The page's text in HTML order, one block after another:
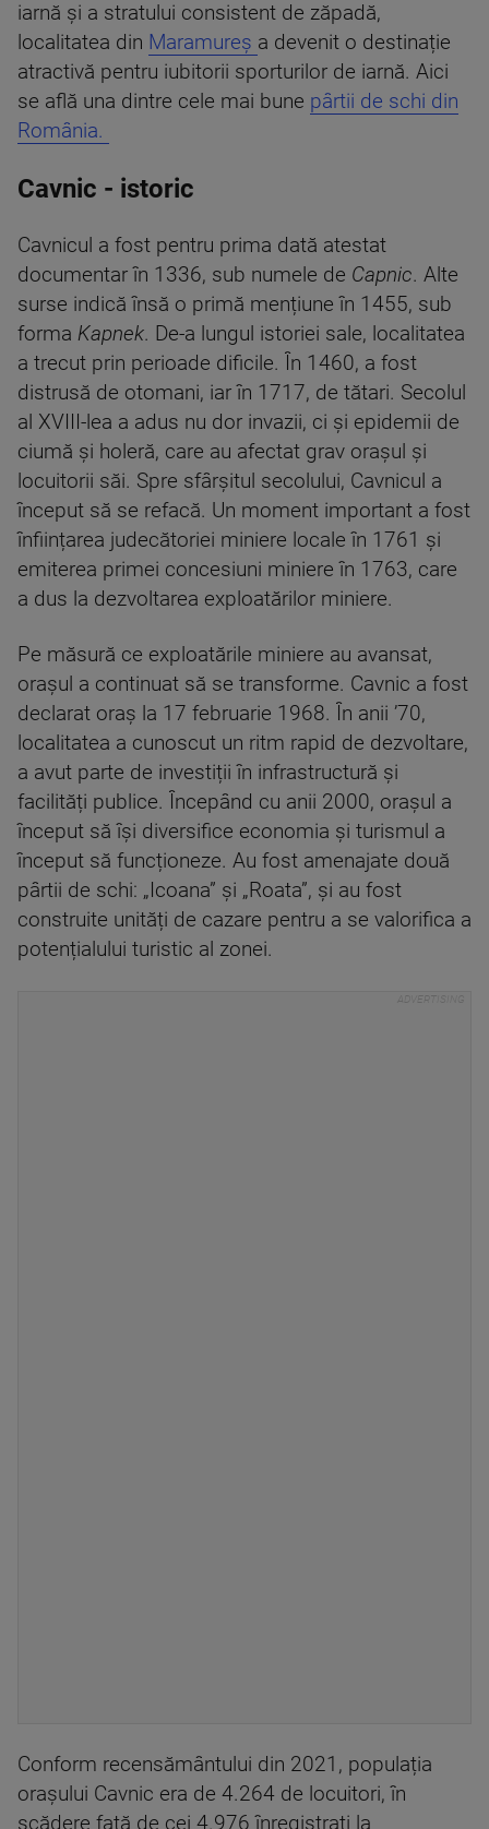
iarnă și a stratului consistent de zăpadă,
localitatea din Maramureș a devenit o destinație
atractivă pentru iubitorii sporturilor de iarnă. Aici
se află una dintre cele mai bune pârtii de schi din
România.
Cavnic - istoric
Cavnicul a fost pentru prima dată atestat
documentar în 1336, sub numele de Capnic. Alte
surse indică însă o primă mențiune în 1455, sub
forma Kapnek. De-a lungul istoriei sale, localitatea
a trecut prin perioade dificile. În 1460, a fost
distrusă de otomani, iar în 1717, de tătari. Secolul
al XVIII-lea a adus nu dor invazii, ci și epidemii de
ciumă și holeră, care au afectat grav orașul și
locuitorii săi. Spre sfârșitul secolului, Cavnicul a
început să se refacă. Un moment important a fost
înființarea judecătoriei miniere locale în 1761 și
emiterea primei concesiuni miniere în 1763, care
a dus la dezvoltarea exploatărilor miniere.
Pe măsură ce exploatările miniere au avansat,
orașul a continuat să se transforme. Cavnic a fost
declarat oraș la 17 februarie 1968. În anii ’70,
localitatea a cunoscut un ritm rapid de dezvoltare,
a avut parte de investiții în infrastructură și
facilități publice. Începând cu anii 2000, orașul a
început să își diversifice economia și turismul a
început să funcționeze. Au fost amenajate două
pârtii de schi: „Icoana” și „Roata”, și au fost
construite unități de cazare pentru a se valorifica a
potențialului turistic al zonei.
Conform recensământului din 2021, populația
orașului Cavnic era de 4.264 de locuitori, în
scădere față de cei 4.976 înregistrați la